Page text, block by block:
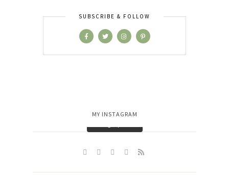
SUBSCRIBE & FOLLOW
MY INSTAGRAM